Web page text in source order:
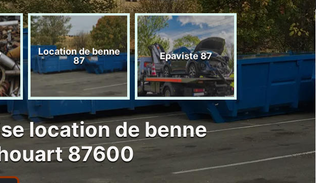
Location de benne
87
Epaviste 87
Enlèvement
d'épave 87
location de benne
87600